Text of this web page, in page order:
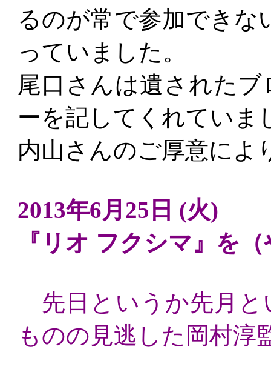
るのが常で参加でき
っていました。
尾口さんは遺された
ーを記してくれていま
内山さんのご厚意によ
2013年6月25日 (火)
『リオ フクシマ』を
先日というか先月と
ものの見逃した岡村淳